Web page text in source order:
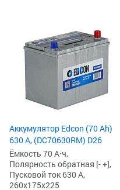
Аккумулятор Edcon (70 Ah)
630 А, (DC70630RM) D26
Ёмкость 70 А·ч,
Полярность обратная [- +],
Пусковой ток 630 А,
260x175x225